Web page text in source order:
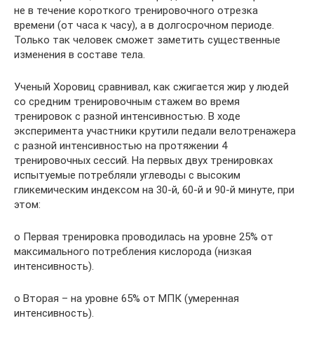
не в течение короткого тренировочного отрезка
времени (от часа к часу), а в долгосрочном периоде.
Только так человек сможет заметить существенные
изменения в составе тела.
Ученый Хоровиц сравнивал, как сжигается жир у людей
со средним тренировочным стажем во время
тренировок с разной интенсивностью. В ходе
эксперимента участники крутили педали велотренажера
с разной интенсивностью на протяжении 4
тренировочных сессий. На первых двух тренировках
испытуемые потребляли углеводы с высоким
гликемическим индексом на 30-й, 60-й и 90-й минуте, при
этом:
o Первая тренировка проводилась на уровне 25% от
максимального потребления кислорода (низкая
интенсивность).
o Вторая – на уровне 65% от МПК (умеренная
интенсивность).